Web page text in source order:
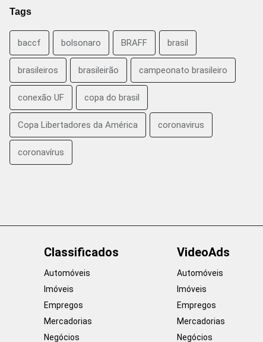
Tags
baccf bolsonaro BRAFF brasil
brasileiros brasileirão campeonato brasileiro
conexão UF copa do brasil
Copa Libertadores da América coronavirus
coronavírus
Classificados
Automóveis
Imóveis
Empregos
Mercadorias
Negócios
VideoAds
Automóveis
Imóveis
Empregos
Mercadorias
Negócios